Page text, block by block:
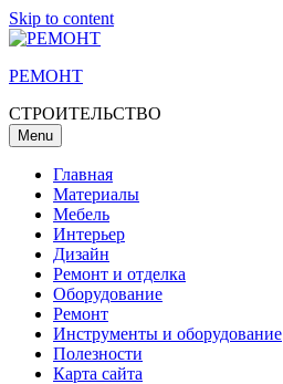
Skip to content
РЕМОНТ
СТРОИТЕЛЬСТВО
Menu
Главная
Материалы
Мебель
Интерьер
Дизайн
Ремонт и отделка
Оборудование
Ремонт
Инструменты и оборудование
Полезности
Карта сайта